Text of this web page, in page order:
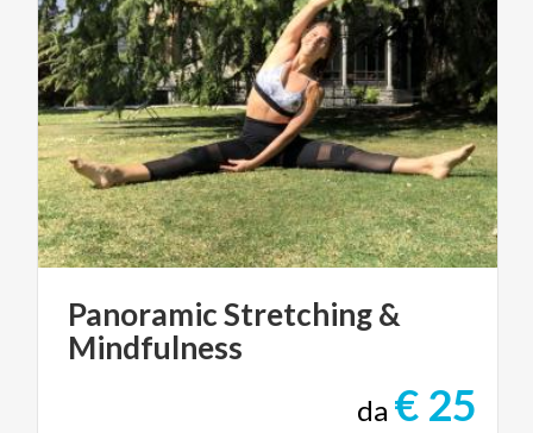
PanoramicStretching&
Mindfulness
da € 25